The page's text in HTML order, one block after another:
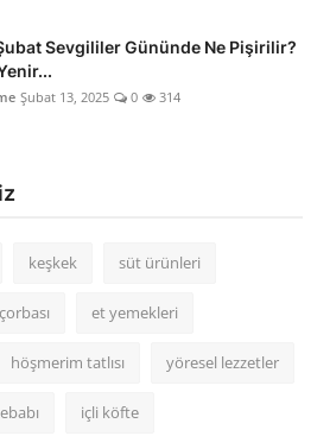
Sevgililer Gününde Ne Pişirilir?
Şubat 13, 2025 0 314
keşkek süt ürünleri
et yemekleri
höşmerim tatlısı yöresel lezzetler
içli köfte